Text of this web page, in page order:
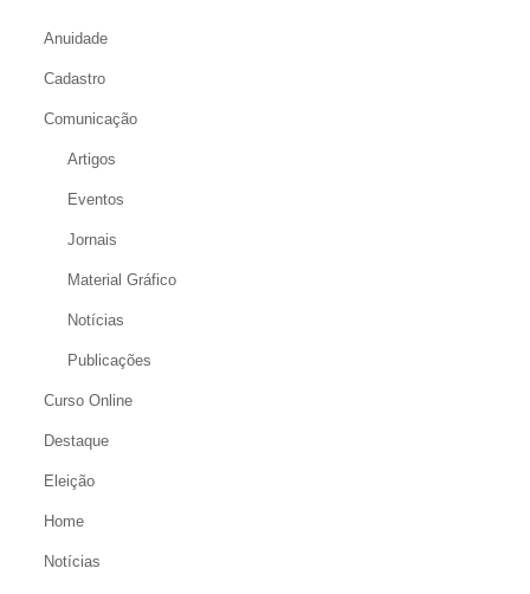
Anuidade
Cadastro
Comunicação
Artigos
Eventos
Jornais
Material Gráfico
Notícias
Publicações
Curso Online
Destaque
Eleição
Home
Notícias